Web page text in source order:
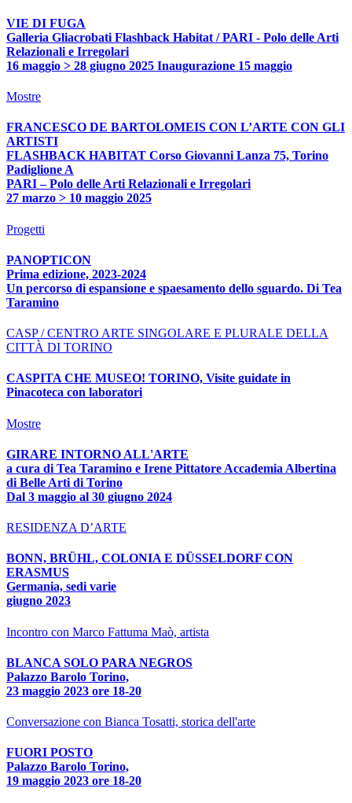
VIE DI FUGA
Galleria Gliacrobati Flashback Habitat / PARI - Polo delle Arti
Relazionali e Irregolari
16 maggio > 28 giugno 2025 Inaugurazione 15 maggio
Mostre
FRANCESCO DE BARTOLOMEIS CON L’ARTE CON GLI
ARTISTI
FLASHBACK HABITAT Corso Giovanni Lanza 75, Torino
Padiglione A
PARI – Polo delle Arti Relazionali e Irregolari
27 marzo > 10 maggio 2025
Progetti
PANOPTICON
Prima edizione, 2023-2024
Un percorso di espansione e spaesamento dello sguardo. Di Tea
Taramino
CASP / CENTRO ARTE SINGOLARE E PLURALE DELLA
CITTÀ DI TORINO
CASPITA CHE MUSEO! TORINO, Visite guidate in
Pinacoteca con laboratori
Mostre
GIRARE INTORNO ALL'ARTE
a cura di Tea Taramino e Irene Pittatore Accademia Albertina
di Belle Arti di Torino
Dal 3 maggio al 30 giugno 2024
RESIDENZA D’ARTE
BONN, BRÜHL, COLONIA E DÜSSELDORF CON
ERASMUS
Germania, sedi varie
giugno 2023
Incontro con Marco Fattuma Maò, artista
BLANCA SOLO PARA NEGROS
Palazzo Barolo Torino,
23 maggio 2023 ore 18-20
Conversazione con Bianca Tosatti, storica dell'arte
FUORI POSTO
Palazzo Barolo Torino,
19 maggio 2023 ore 18-20